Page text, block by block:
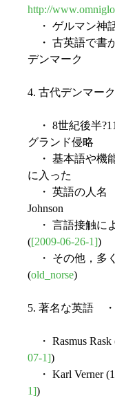
http://
・ ゲルマン神
・ 古英語で書
デンマーク
4. 古代デンマー
・ 8世紀後半
グランド侵略
・ 基本語や機
に入った
・ 英語の人名
Johnson
・ 言語接触に
([2009-06-26-1])
・ その他，多
(old_norse)
5. 著名な英語
・ Rasmus Rask
07-1])
・ Karl Verner
1])